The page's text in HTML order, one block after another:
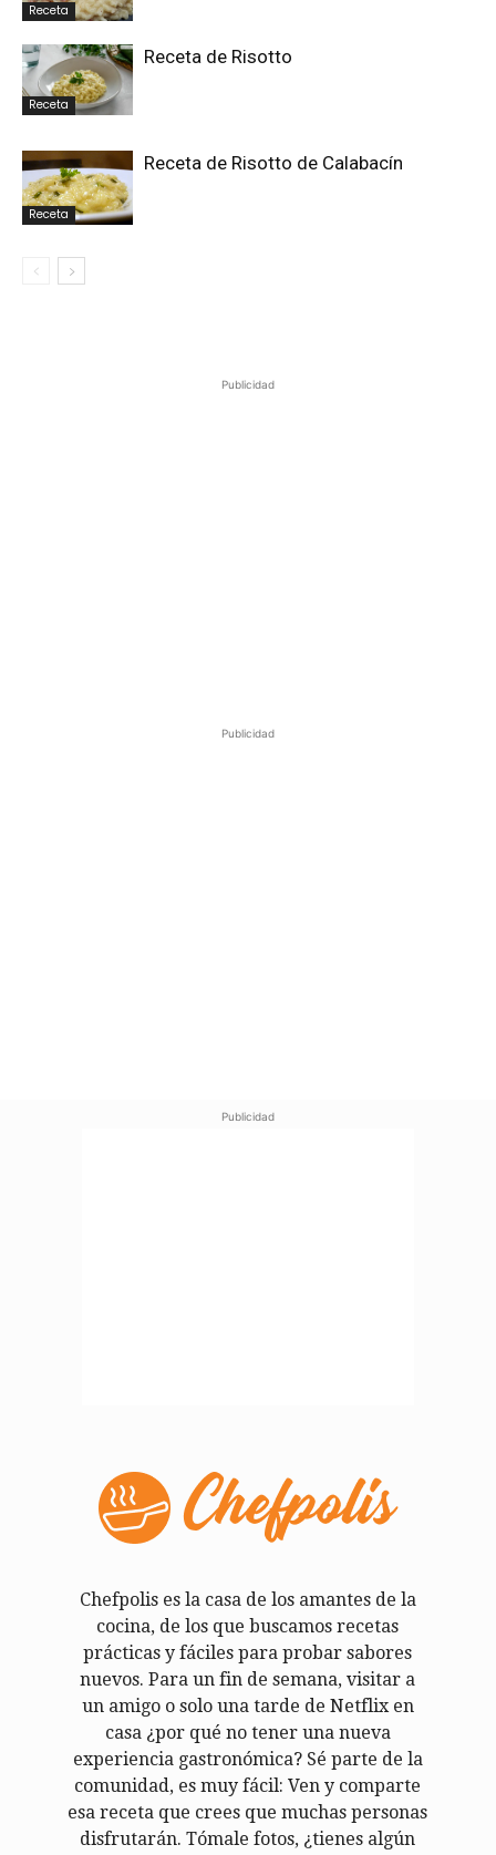
Receta
Receta
Receta de Risotto
Receta
Receta de Risotto de Calabacín
Publicidad
Publicidad
Publicidad
Chefpolis es la casa de los amantes de la
cocina, de los que buscamos recetas
prácticas y fáciles para probar sabores
nuevos. Para un fin de semana, visitar a
un amigo o solo una tarde de Netflix en
casa ¿por qué no tener una nueva
experiencia gastronómica? Sé parte de la
comunidad, es muy fácil: Ven y comparte
esa receta que crees que muchas personas
disfrutarán. Tómale fotos, ¿tienes algún